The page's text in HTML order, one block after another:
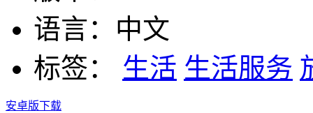
语言： 中文
标签：
生活 生活服务
安卓版下载